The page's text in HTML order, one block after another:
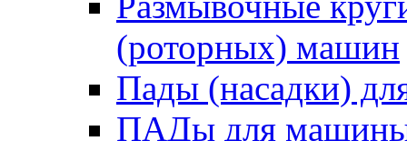
(роторных) машин
Пады (насадки)
ПАДы для